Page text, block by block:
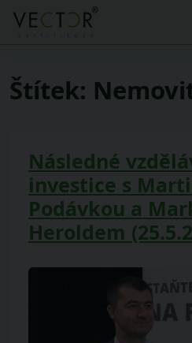
Štítek:
Následné
investice s
Podávkou a
Heroldem